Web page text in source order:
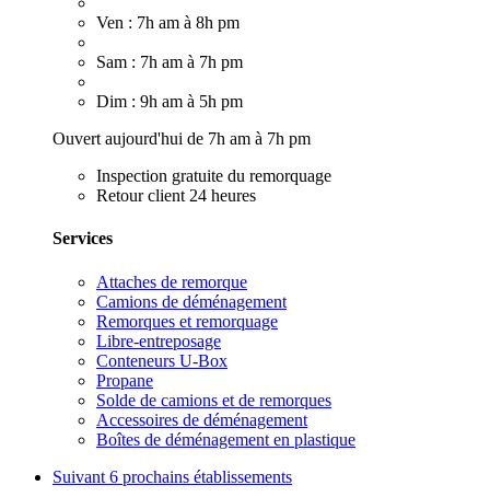
Ven : 7h am à 8h pm
Sam : 7h am à 7h pm
Dim : 9h am à 5h pm
Ouvert aujourd'hui de 7h am à 7h pm
Inspection gratuite du remorquage
Retour client 24 heures
Services
Attaches de remorque
Camions de déménagement
Remorques et remorquage
Libre-entreposage
Conteneurs U-Box
Propane
Solde de camions et de remorques
Accessoires de déménagement
Boîtes de déménagement en plastique
Suivant 6 prochains établissements